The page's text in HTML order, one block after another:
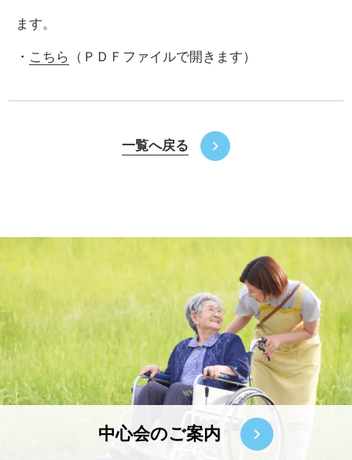
ます。
・ こちら （ＰＤＦファイルで開きます）
一覧へ戻る
中心会のご案内